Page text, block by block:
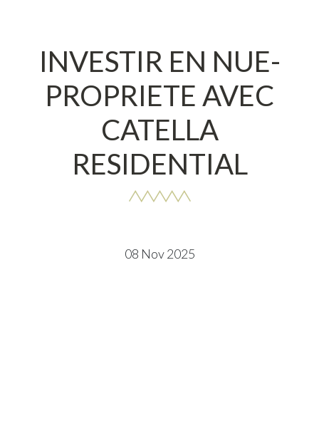
INVESTIR EN NUE-
PROPRIETE AVEC
CATELLA
RESIDENTIAL
08 Nov 2025